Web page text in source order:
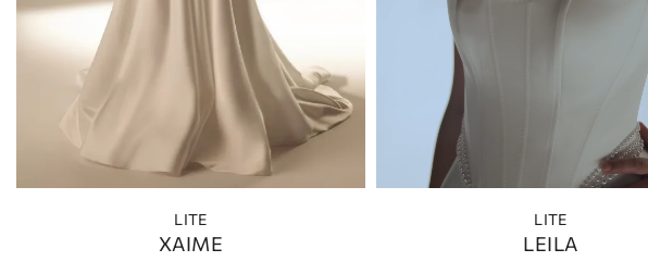
LITE
XAIME
LITE
LEILA